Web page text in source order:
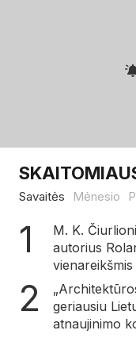
Savaitės Mėnesio
M. K.
autorius
geriausiu
atnaujinimo